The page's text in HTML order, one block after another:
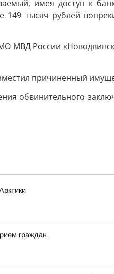
имея доступ к
тысяч рублей
МВД России
причиненный
обвинительного
граждан